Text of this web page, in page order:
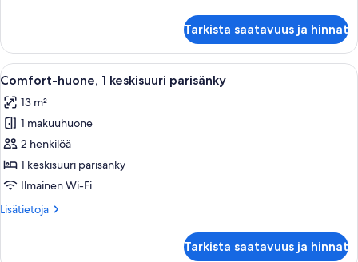
kuvat
standard-
huone,
1
Tarkista saatavuus ja hinnat
Avaa
kaikki
huonetyypin
Comfort-
huone,
1
keskisuuri
kuvat
Siististi pedattu sänky, jossa on
12
Comfort-huone, 1 keskisuuri parisänky
13 m²
1 makuuhuone
2 henkilöä
1 keskisuuri parisänky
Ilmainen Wi-Fi
Lisätietoja
Lisätietoja
Tarkista saatavuus ja hinnat